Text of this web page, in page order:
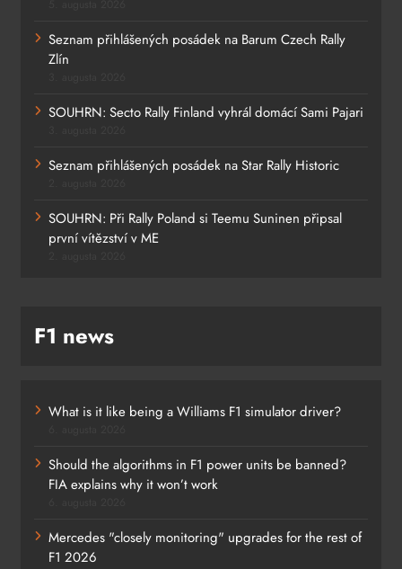
Seznam přihlášených posádek na Barum Czech Rally
Zlín
SOUHRN: Secto Rally Finland vyhrál domácí Sami Pajari
Seznam přihlášených posádek na Star Rally Historic
SOUHRN: Při Rally Poland si Teemu Suninen připsal
první vítězství v ME
F1 news
What is it like being a Williams F1 simulator driver?
Should the algorithms in F1 power units be banned?
FIA explains why it won’t work
Mercedes "closely monitoring" upgrades for the rest of
F1 2026